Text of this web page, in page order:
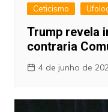
Ceticismo
Trump revela
contraria
4 de junho de